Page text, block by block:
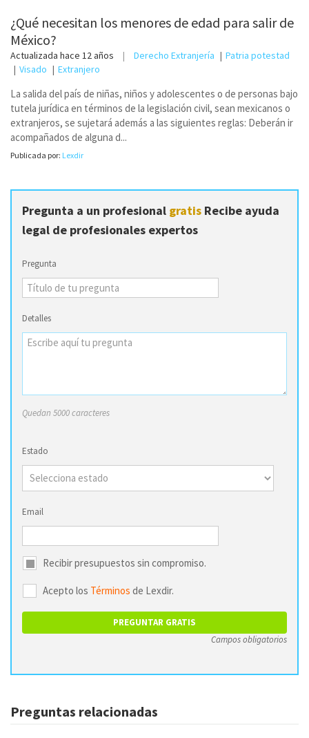
¿Qué necesitan los menores de edad para salir de
México?
Actualizada hace 12 años Derecho Extranjería
Patria potestad
Visado
Extranjero
La salida del país de niñas, niños y adolescentes o de personas bajo
tutela jurídica en términos de la legislación civil, sean mexicanos o
extranjeros, se sujetará además a las siguientes reglas: Deberán ir
acompañados de alguna d...
Publicada por: Lexdir
Pregunta a un profesional gratis Recibe ayuda
legal de profesionales expertos
Pregunta
Detalles
Quedan 5000 caracteres
Estado
Email
Recibir presupuestos sin compromiso.
Acepto los Términos de Lexdir.
Campos obligatorios
Preguntas relacionadas